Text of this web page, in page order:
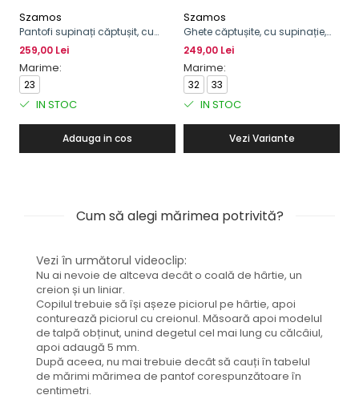
Szamos
Pantofi supinați căptușit, cu
scai pentru fete, cu model de
259,00 Lei
Marime:
23
IN STOC
Adauga in cos
Szamos
Ghete căptușite, cu supinație,
pentru fete, cu șirete și fermoar
249,00 Lei
Marime:
32 33
IN STOC
Vezi Variante
Cum să alegi mărimea potrivită?
Vezi în următorul videoclip:
Nu ai nevoie de altceva decât o coală de hârtie, un
creion și un liniar.
Copilul trebuie să își așeze piciorul pe hârtie, apoi
conturează piciorul cu creionul. Măsoară apoi modelul
de talpă obținut, unind degetul cel mai lung cu călcâiul,
apoi adaugă 5 mm.
După aceea, nu mai trebuie decât să cauți în tabelul
de mărimi mărimea de pantof corespunzătoare în
centimetri.